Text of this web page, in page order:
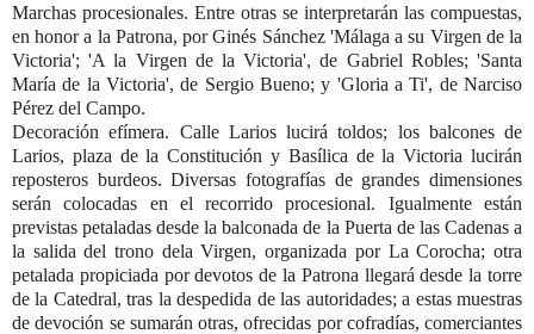
Marchas procesionales. Entre otras se interpretarán las compuestas,
en honor a la Patrona, por Ginés Sánchez 'Málaga a su Virgen de la
Victoria'; 'A la Virgen de la Victoria', de Gabriel Robles; 'Santa
María de la Victoria', de Sergio Bueno; y 'Gloria a Ti', de Narciso
Pérez del Campo.
Decoración efímera. Calle Larios lucirá toldos; los balcones de
Larios, plaza de la Constitución y Basílica de la Victoria lucirán
reposteros burdeos. Diversas fotografías de grandes dimensiones
serán colocadas en el recorrido procesional. Igualmente están
previstas petaladas desde la balconada de la Puerta de las Cadenas a
la salida del trono dela Virgen, organizada por La Corocha; otra
petalada propiciada por devotos de la Patrona llegará desde la torre
de la Catedral, tras la despedida de las autoridades; a estas muestras
de devoción se sumarán otras, ofrecidas por cofradías, comerciantes